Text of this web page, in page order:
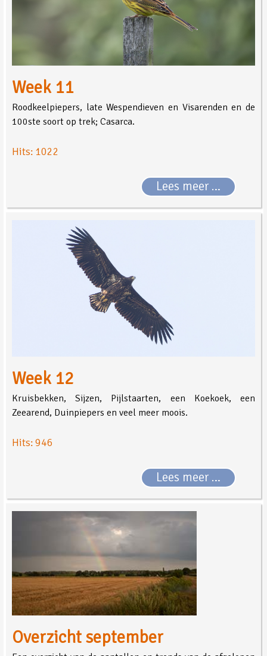
Week 11
Roodkeelpiepers, late Wespendieven en Visarenden en de
100ste soort op trek; Casarca.
Hits: 1022
Lees meer …
Week 12
Kruisbekken, Sijzen, Pijlstaarten, een Koekoek, een
Zeearend, Duinpiepers en veel meer moois.
Hits: 946
Lees meer …
Overzicht september